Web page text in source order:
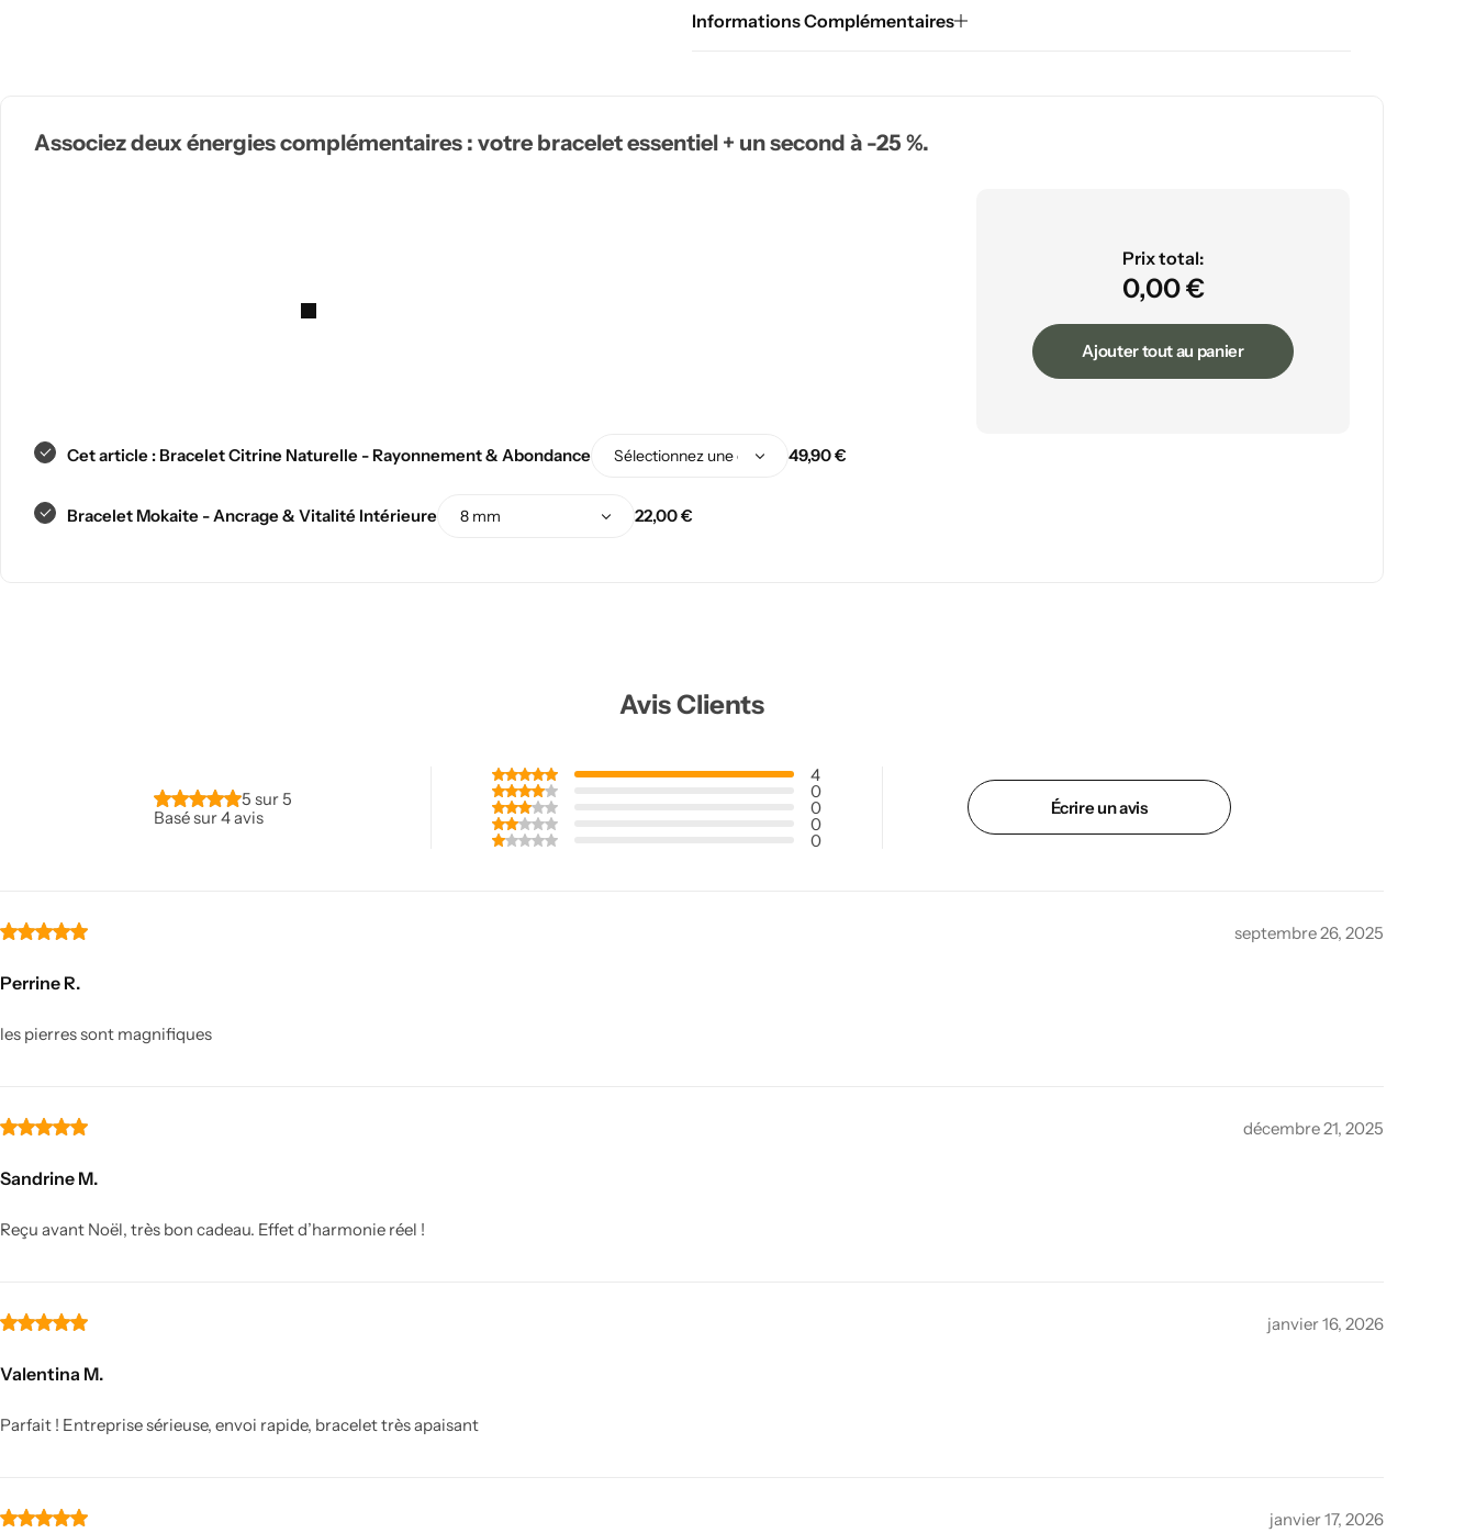
Informations Complémentaires
Associez deux énergies complémentaires : votre bracelet essentiel + un second à -25 %.
Prix ​​total:
0,00€
Ajouter tout au panier
Cet article : Bracelet Citrine Naturelle - Rayonnement & Abondance 49,90€
Bracelet Mokaite - Ancrage & Vitalité Intérieure 22,00€
Avis Clients
5 sur 5
Basé sur 4 avis
4
0
0
0
0
Écrire un avis
septembre 26, 2025
Perrine R.
les pierres sont magnifiques
décembre 21, 2025
Sandrine M.
Reçu avant Noël, très bon cadeau. Effet d’harmonie réel !
janvier 16, 2026
Valentina M.
Parfait ! Entreprise sérieuse, envoi rapide, bracelet très apaisant
janvier 17, 2026
Bureau Feng shui